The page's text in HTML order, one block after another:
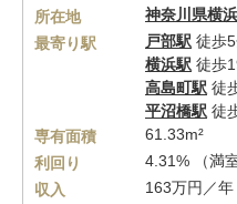
所在地 神奈川県横
最寄り駅
戸部駅 徒歩
横浜駅 徒歩
高島町駅 徒
平沼橋駅 徒
専有面積
61.33m²
利回り
4.31% （満
収入
163万円／年